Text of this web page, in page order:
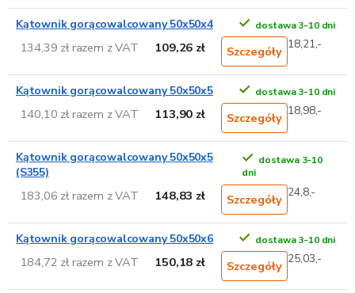
Kątownik gorącowalcowany 50x50x4 dostawa 3-10 dni
134,39 zł razem z VAT 109,26 zł Szczegóły 18,21,-
Kątownik gorącowalcowany 50x50x5 dostawa 3-10 dni
140,10 zł razem z VAT 113,90 zł Szczegóły 18,98,-
Kątownik gorącowalcowany 50x50x5
(S355)
dostawa 3-10
dni
183,06 zł razem z VAT 148,83 zł Szczegóły 24,8,-
Kątownik gorącowalcowany 50x50x6 dostawa 3-10 dni
184,72 zł razem z VAT 150,18 zł Szczegóły 25,03,-